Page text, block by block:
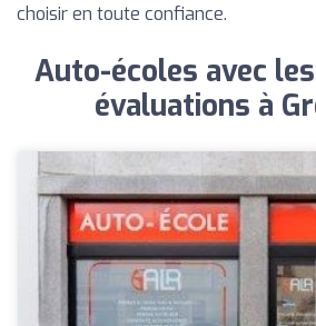
choisir en toute confiance.
Auto-écoles avec
évaluations à